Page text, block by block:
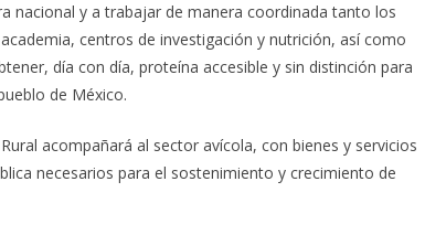
nacional y a trabajar de manera coordinada tanto los
centros de investigación y nutrición, así como
día con día, proteína accesible y sin distinción para
de México.
acompañará al sector avícola, con bienes y servicios
necesarios para el sostenimiento y crecimiento de